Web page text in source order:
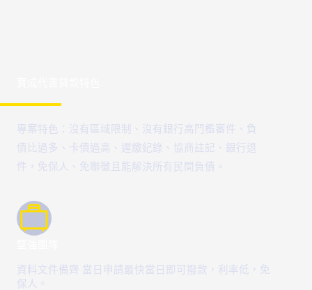
專案特色：沒有區域限制、沒有銀行高門檻審件、負
債比過多、卡債過高、遲繳紀錄、協商註記、銀行退
件，免保人、免聯徵且能解決所有民間負債。
資料文件備齊 當日申請最快當日即可撥款，利率低，免
保人。